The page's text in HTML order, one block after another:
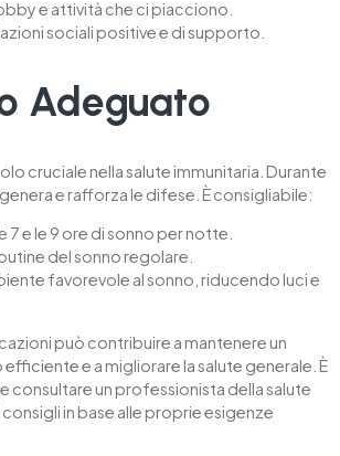
e attività che ci piacciono.
sociali positive e di supporto.
Adeguato
cruciale nella salute immunitaria. Durante
e rafforza le difese. È consigliabile:
7 e le 9 ore di sonno per notte.
del sonno regolare.
favorevole al sonno, riducendo luci e
può contribuire a mantenere un
e a migliorare la salute generale. È
consultare un professionista della salute
in base alle proprie esigenze